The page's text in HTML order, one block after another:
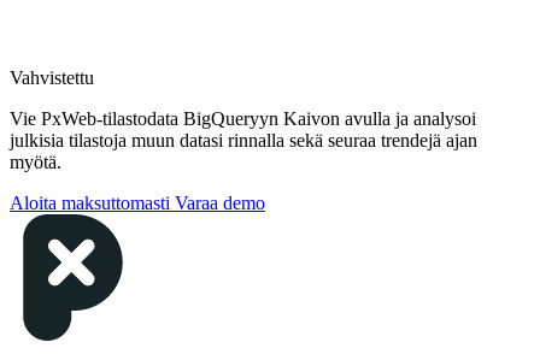
Vahvistettu
Vie PxWeb-tilastodata BigQueryyn Kaivon avulla ja analysoi
julkisia tilastoja muun datasi rinnalla sekä seuraa trendejä ajan
myötä.
Aloita maksuttomasti Varaa demo